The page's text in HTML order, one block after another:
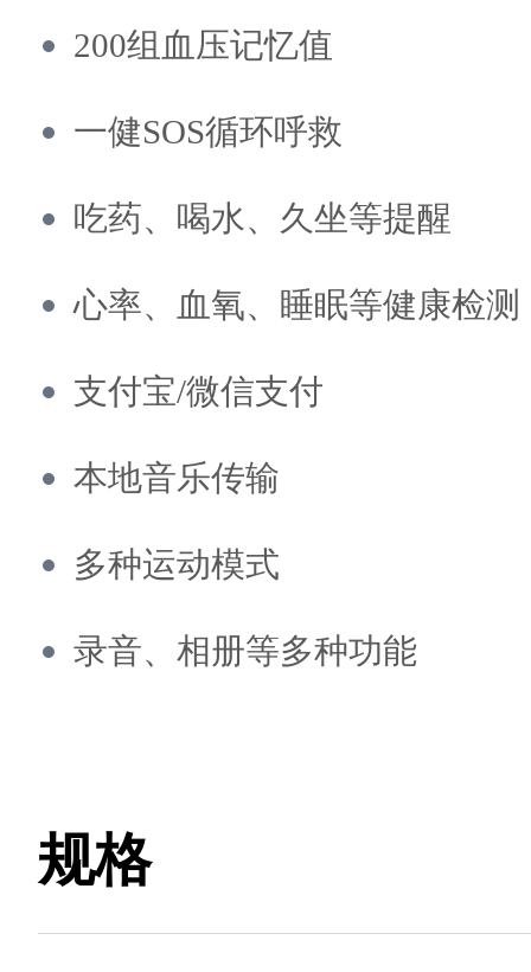
200组血压记忆值
一健SOS循环呼救
吃药、喝水、久坐等提醒
心率、血氧、睡眠等健康检测
支付宝/微信支付
本地音乐传输
多种运动模式
录音、相册等多种功能
规格